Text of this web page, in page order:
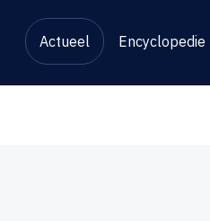
Actueel Encyclopedie